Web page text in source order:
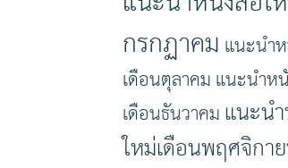
กรกฏาคม แนะนำ
เดือนตุลาคมแนะนำห
เดือนธันวาคม แนะน
ใหม่เดือนพฤศจิกา